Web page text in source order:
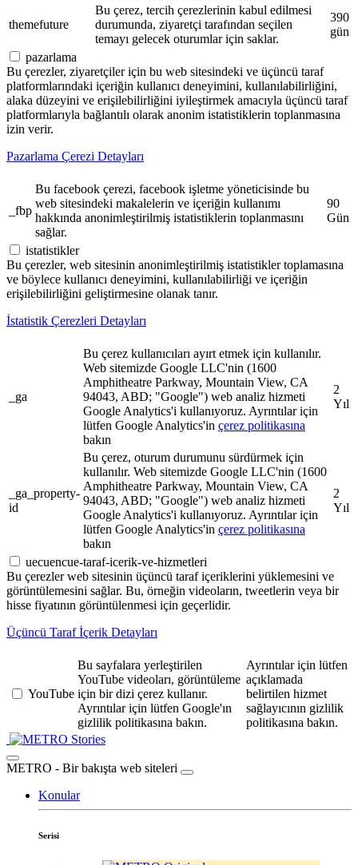
themefuture
Bu çerez, tercih çerezlerinin kabul edilmesi
durumunda, ziyaretçi tarafından seçilen
temayı gelecek oturumlar için saklar.
390
gün
pazarlama
Bu çerezler, ziyaretçiler için bu web sitesindeki ve üçüncü taraf
platformlarındaki içeriğin kullanıcı deneyimini, kullanılabilirliğini,
alaka düzeyini ve erişilebilirliğini iyileştirmek amacıyla üçüncü taraf
platformlarıyla bağlantılı olarak anonim istatistiklerin toplanmasına
izin verir.
Pazarlama Çerezi Detayları
_fbp
Bu facebook çerezi, facebook işletme yöneticisinde bu
web sitesindeki makalelerin ve içeriğin kullanımı
hakkında anonimleştirilmiş istatistiklerin toplanmasını
sağlar.
90
Gün
istatistikler
Bu çerezler, web sitesinin anonimleştirilmiş istatistikler toplamasına
ve böylece kullanıcı deneyimini, kullanılabilirliği ve içeriğin
erişilebilirliğini geliştirmesine olanak tanır.
İstatistik Çerezleri Detayları
_ga
Bu çerez kullanıcıları ayırt etmek için kullanılır.
Web sitemizde Google LLC'nin (1600
Amphitheatre Parkway, Mountain View, CA
94043, ABD; "Google") web analiz hizmeti
Google Analytics'i kullanıyoruz. Ayrıntılar için
lütfen Google Analytics'in çerez politikasına
bakın
2
Yıl
_ga_property-
id
Bu çerez, oturum durumunu sürdürmek için
kullanılır. Web sitemizde Google LLC'nin (1600
Amphitheatre Parkway, Mountain View, CA
94043, ABD; "Google") web analiz hizmeti
Google Analytics'i kullanıyoruz. Ayrıntılar için
lütfen Google Analytics'in çerez politikasına
bakın
2
Yıl
uecuencue-taraf-icerik-ve-hizmetleri
Bu çerezler web sitesinin üçüncü taraf içeriklerini yüklemesini ve
görüntülemesini sağlar. Bu, örneğin videoların, tweetlerin veya bir
hisse fiyatının görüntülenmesi için geçerlidir.
Üçüncü Taraf İçerik Detayları
YouTube
Bu sayfalara yerleştirilen
YouTube videoları, görüntüleme
için bir dizi çerez kullanır.
Ayrıntılar için lütfen Google'ın
gizlilik politikasına bakın.
Ayrıntılar için lütfen
açıklamada
belirtilen hizmet
sağlayıcının gizlilik
politikasına bakın.
Stories
METRO - Bir bakışta web siteleri
Konular
Serisi